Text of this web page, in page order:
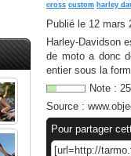
cross custom harley
Publié le 12 mars
Harley-Davidson
de moto a donc
entier sous la
Note : 25
Source :
Pour partager